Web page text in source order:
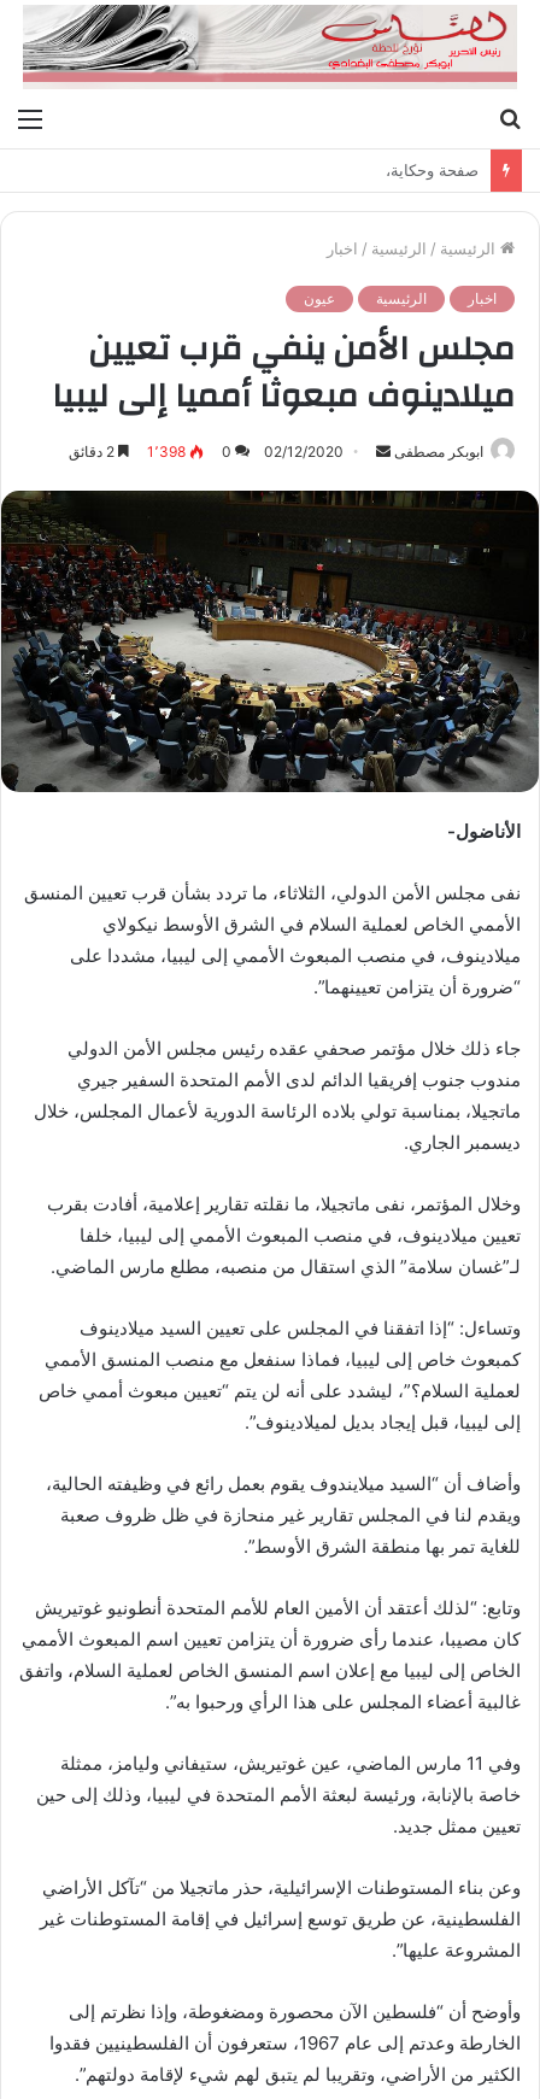
عن
صفحة وحكاية،
الرئيسية / الرئيسية / اخبار
اخبار الرئيسية عيون
مجلس الأمن ينفي قرب تعيين
ميلادينوف مبعوثا أمميا إلى ليبيا
ابوبكر مصطفى
س
ل
ي
د
ا
إ
ل
ك
ت
02/12/2020
0 1٬398
الأناضول-
نفى مجلس الأمن الدولي، الثلاثاء، ما تردد بشأن قرب تعيين المنسق
الأممي الخاص لعملية السلام في الشرق الأوسط نيكولاي
ميلادينوف، في منصب المبعوث الأممي إلى ليبيا، مشددا على
“ضرورة أن يتزامن تعيينهما”.
جاء ذلك خلال مؤتمر صحفي عقده رئيس مجلس الأمن الدولي
مندوب جنوب إفريقيا الدائم لدى الأمم المتحدة السفير جيري
ماتجيلا، بمناسبة تولي بلاده الرئاسة الدورية لأعمال المجلس، خلال
ديسمبر الجاري.
وخلال المؤتمر، نفى ماتجيلا، ما نقلته تقارير إعلامية، أفادت بقرب
تعيين ميلادينوف، في منصب المبعوث الأممي إلى ليبيا، خلفا
لـ”غسان سلامة” الذي استقال من منصبه، مطلع مارس الماضي.
وتساءل: “إذا اتفقنا في المجلس على تعيين السيد ميلادينوف
كمبعوث خاص إلى ليبيا، فماذا سنفعل مع منصب المنسق الأممي
لعملية السلام؟”، ليشدد على أنه لن يتم “تعيين مبعوث أممي خاص
إلى ليبيا، قبل إيجاد بديل لميلادينوف”.
وأضاف أن “السيد ميلايندوف يقوم بعمل رائع في وظيفته الحالية،
ويقدم لنا في المجلس تقارير غير منحازة في ظل ظروف صعبة
للغاية تمر بها منطقة الشرق الأوسط”.
وتابع: “لذلك أعتقد أن الأمين العام للأمم المتحدة أنطونيو غوتيريش
كان مصيبا، عندما رأى ضرورة أن يتزامن تعيين اسم المبعوث الأممي
الخاص إلى ليبيا مع إعلان اسم المنسق الخاص لعملية السلام، واتفق
غالبية أعضاء المجلس على هذا الرأي ورحبوا به”.
وفي 11 مارس الماضي، عين غوتيريش، ستيفاني وليامز، ممثلة
خاصة بالإنابة، ورئيسة لبعثة الأمم المتحدة في ليبيا، وذلك إلى حين
تعيين ممثل جديد.
وعن بناء المستوطنات الإسرائيلية، حذر ماتجيلا من “تآكل الأراضي
الفلسطينية، عن طريق توسع إسرائيل في إقامة المستوطنات غير
المشروعة عليها”.
وأوضح أن “فلسطين الآن محصورة ومضغوطة، وإذا نظرتم إلى
الخارطة وعدتم إلى عام 1967، ستعرفون أن الفلسطينيين فقدوا
الكثير من الأراضي، وتقريبا لم يتبق لهم شيء لإقامة دولتهم”.